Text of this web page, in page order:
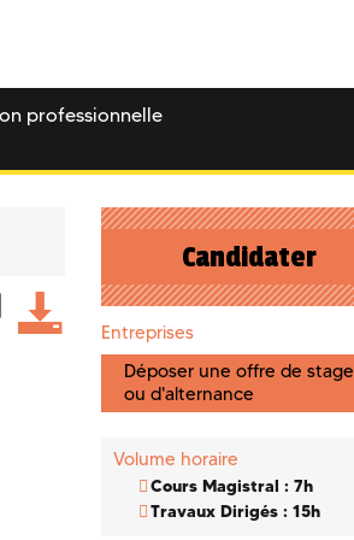
professionnelle
Candidater
Entreprises
Déposer une offre de stage
ou d'alternance
Volume horaire
Cours Magistral : 7h
Travaux Dirigés : 15h